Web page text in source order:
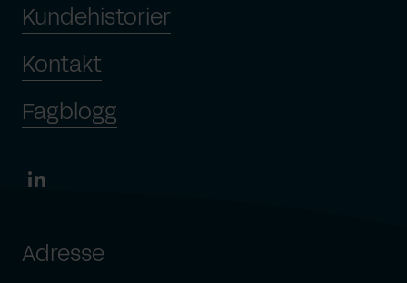
Kundehistorier
Kontakt
Fagblogg
Adresse